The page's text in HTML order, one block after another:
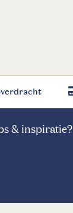
& inspiratie?